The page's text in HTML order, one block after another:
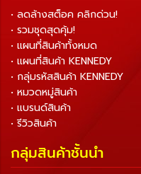
• ลดล้างสต็อค คลิกด่วน!
• รวมชุดสุดคุ้ม!
• แผนที่สินค้าทั้งหมด
• แผนที่สินค้า KENNEDY
• กลุ่มรหัสสินค้า KENNEDY
• หมวดหมู่สินค้า
• แบรนด์สินค้า
• รีวิวสินค้า
กลุ่มสินค้าชั้นนำ